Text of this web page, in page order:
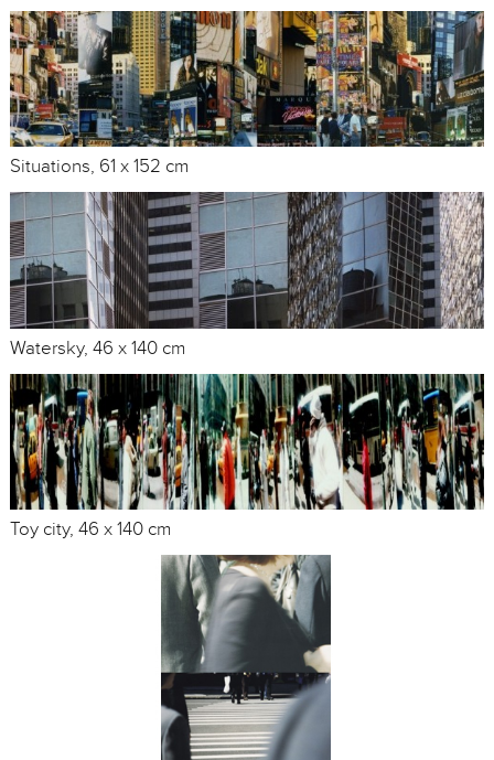
Situations, 61 x 152 cm
Watersky, 46 x 140 cm
Toy city, 46 x 140 cm